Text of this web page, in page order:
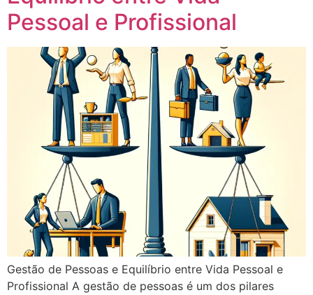
Pessoal e Profissional
Gestão de Pessoas e Equilíbrio entre Vida Pessoal e
Profissional A gestão de pessoas é um dos pilares